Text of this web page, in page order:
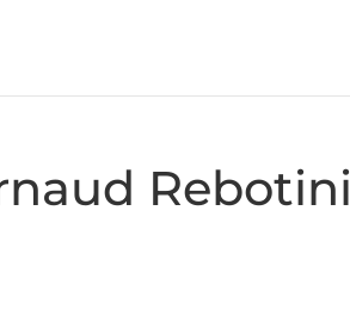
Rebotini